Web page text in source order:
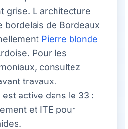
grise. L architecture
bordelais de Bordeaux
Pierre blonde
Pour les
consultez
travaux.
est active dans le 33 :
et ITE pour